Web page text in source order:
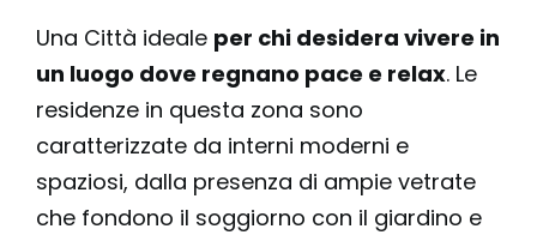
Una Città ideale per chi desidera vivere in
un luogo dove regnano pace e relax. Le
residenze in questa zona sono
caratterizzate da interni moderni e
spaziosi, dalla presenza di ampie vetrate
che fondono il soggiorno con il giardino e